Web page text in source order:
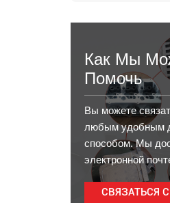
Как Мы
Помочь
Вы можете
любым удобным
способом. Мы
электронной
СВЯЗАТЬСЯ